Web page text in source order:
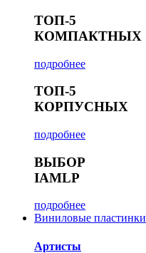
ТОП-5
КОМПАКТНЫХ
подробнее
ТОП-5
КОРПУСНЫХ
подробнее
ВЫБОР
IAMLP
подробнее
Виниловые пластинки
Артисты